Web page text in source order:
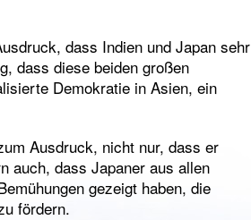
dass Indien und Japan sehr
dass diese beiden großen
Demokratie in Asien, ein
Ausdruck, nicht nur, dass er
auch, dass Japaner aus allen
gezeigt haben, die
fördern.